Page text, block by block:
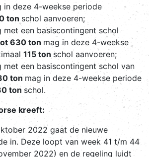
in deze 4-weekse periode
ton schol aanvoeren;
met een basiscontingent schol
630 ton mag in deze 4-weekse
115 ton schol aanvoeren;
met een basiscontingent schol van
ton mag in deze 4-weekse periode
ton schol.
kreeft:
2022 gaat de nieuwe
in. Deze loopt van week 41 t/m 44
2022) en de regeling luidt